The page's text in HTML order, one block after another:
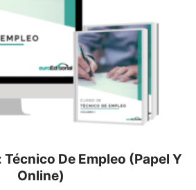
De Empleo (Papel Y
Online)